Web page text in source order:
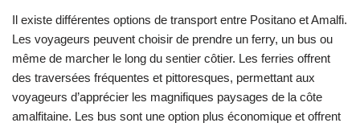
Il existe différentes options de transport entre Positano et Amalfi.
Les voyageurs peuvent choisir de prendre un ferry, un bus ou
même de marcher le long du sentier côtier. Les ferries offrent
des traversées fréquentes et pittoresques, permettant aux
voyageurs d’apprécier les magnifiques paysages de la côte
amalfitaine. Les bus sont une option plus économique et offrent